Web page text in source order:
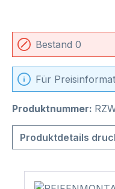
Bestand 0
Für
Produktnummer:
Produktdetails